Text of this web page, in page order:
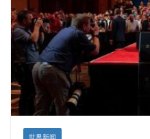
世界新闻